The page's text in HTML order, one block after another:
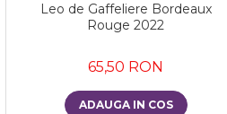
Leo de Gaffeliere Bordeaux
Rouge 2022
65,50 RON
ADAUGA IN COS